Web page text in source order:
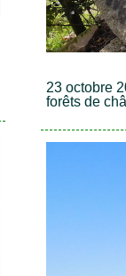
23 octobre
forêts de